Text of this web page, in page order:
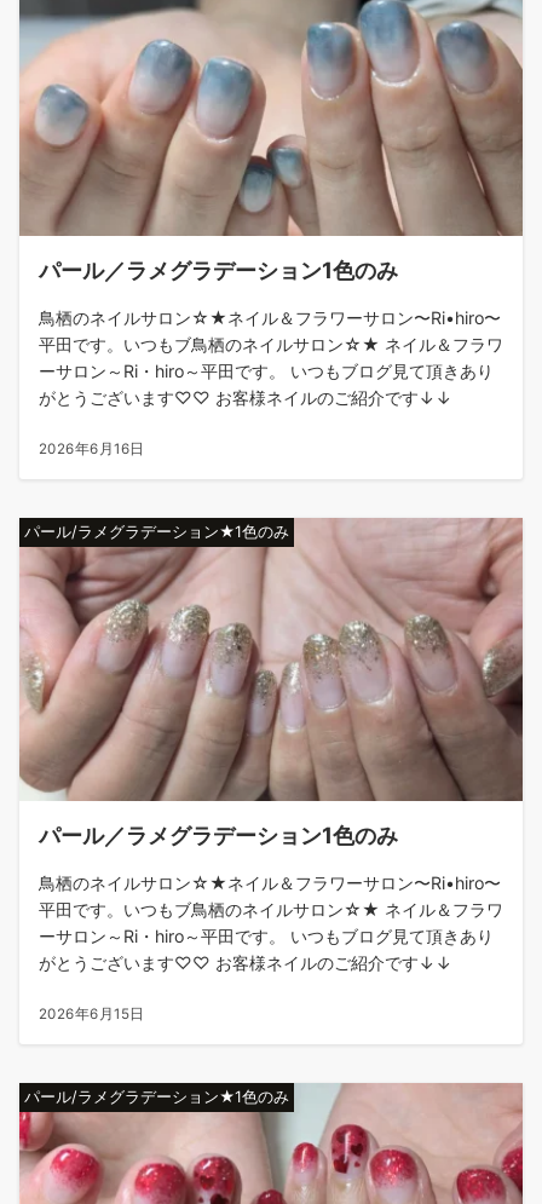
パール／ラメグラデーション1色のみ
鳥栖のネイルサロン☆★ネイル＆フラワーサロン〜Ri•hiro〜
平田です。いつもブ鳥栖のネイルサロン☆★ ネイル＆フラワ
ーサロン～Ri・hiro～平田です。 いつもブログ見て頂きあり
がとうございます♡♡ お客様ネイルのご紹介です↓↓
2026年6月16日
パール/ラメグラデーション★1色のみ
パール／ラメグラデーション1色のみ
鳥栖のネイルサロン☆★ネイル＆フラワーサロン〜Ri•hiro〜
平田です。いつもブ鳥栖のネイルサロン☆★ ネイル＆フラワ
ーサロン～Ri・hiro～平田です。 いつもブログ見て頂きあり
がとうございます♡♡ お客様ネイルのご紹介です↓↓
2026年6月15日
パール/ラメグラデーション★1色のみ